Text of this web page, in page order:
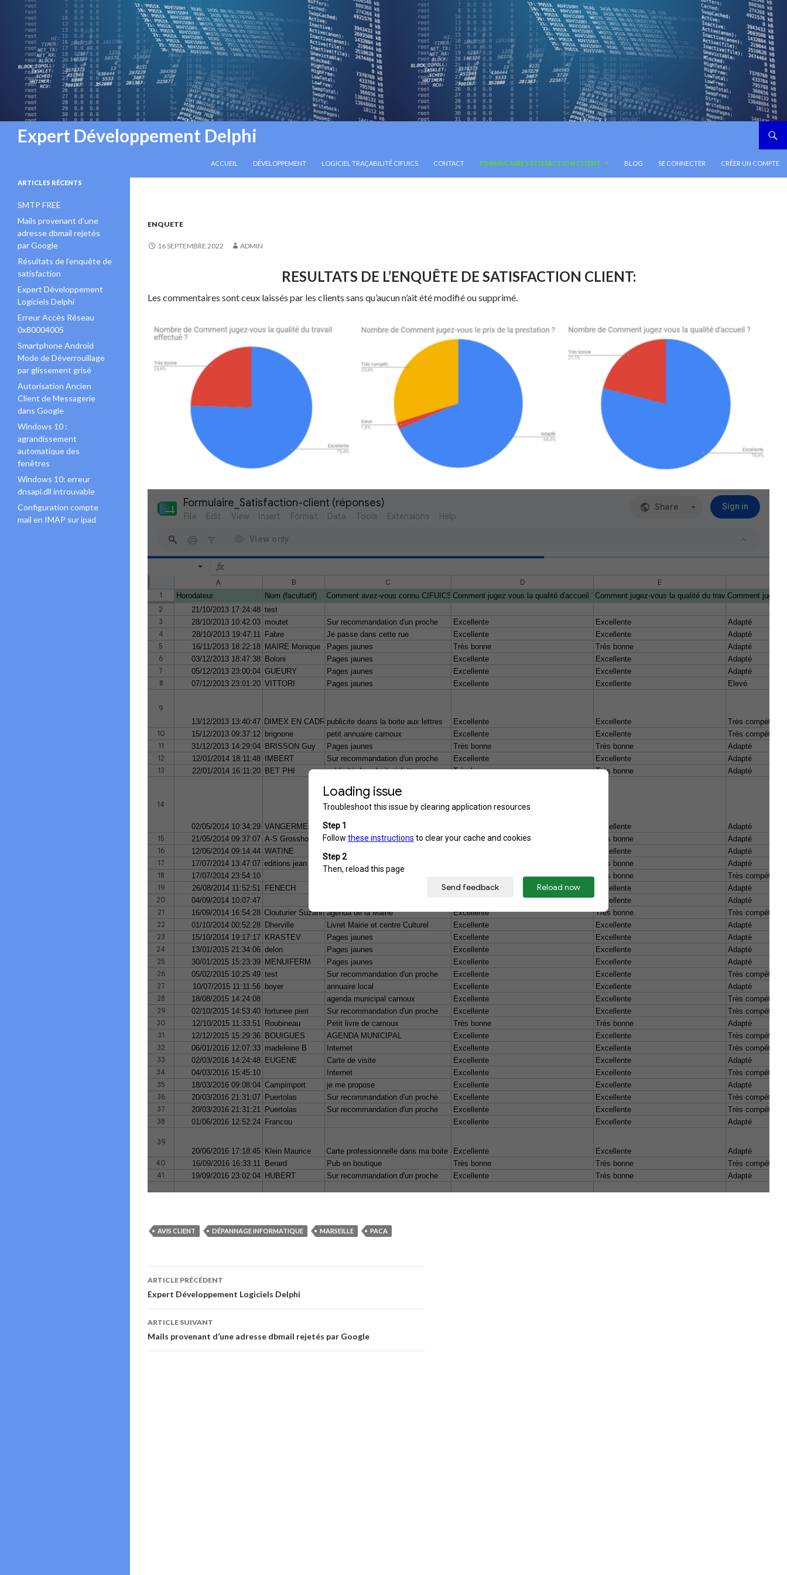
Expert Développement Delphi
Recherche
ACCUEIL
DÉVELOPPEMENT LOGICIEL TRAÇABILITÉ CIFUICS CONTACT FORMULAIRE SATISFACTION CLIENT BLOG SE CONNECTER CRÉER UN COMPTE
ENQUETE
16 SEPTEMBRE 2022 ADMIN
RESULTATS DE L’ENQUÊTE DE SATISFACTION CLIENT:
Les commentaires sont ceux laissés par les clients sans qu’aucun n’ait été modifié ou supprimé.
AVIS CLIENT DÉPANNAGE INFORMATIQUE MARSEILLE PACA
Navigation
des
articles
ARTICLE PRÉCÉDENT
Expert Développement Logiciels Delphi
ARTICLE SUIVANT
Mails provenant d’une adresse dbmail rejetés par Google
ARTICLES RÉCENTS
SMTP FREE
Mails provenant d’une
adresse dbmail rejetés
par Google
Résultats de l’enquête de
satisfaction
Expert Développement
Logiciels Delphi
Erreur Accès Réseau
0x80004005
Smartphone Android
Mode de Déverrouillage
par glissement grisé
Autorisation Ancien
Client de Messagerie
dans Google
Windows 10 :
agrandissement
automatique des
fenêtres
Windows 10: erreur
dnsapi.dll introuvable
Configuration compte
mail en IMAP sur ipad